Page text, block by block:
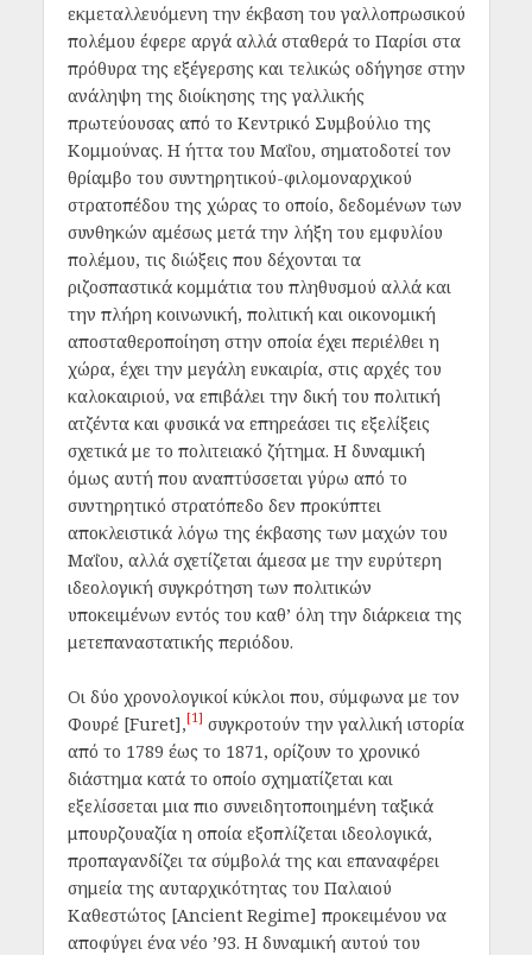
εκμεταλλευόμενη την έκβαση του γαλλοπρωσικού
πολέμου έφερε αργά αλλά σταθερά το Παρίσι στα
πρόθυρα της εξέγερσης και τελικώς οδήγησε στην
ανάληψη της διοίκησης της γαλλικής
πρωτεύουσας από το Κεντρικό Συμβούλιο της
Κομμούνας. Η ήττα του Μαΐου, σηματοδοτεί τον
θρίαμβο του συντηρητικού-φιλομοναρχικού
στρατοπέδου της χώρας το οποίο, δεδομένων των
συνθηκών αμέσως μετά την λήξη του εμφυλίου
πολέμου, τις διώξεις που δέχονται τα
ριζοσπαστικά κομμάτια του πληθυσμού αλλά και
την πλήρη κοινωνική, πολιτική και οικονομική
αποσταθεροποίηση στην οποία έχει περιέλθει η
χώρα, έχει την μεγάλη ευκαιρία, στις αρχές του
καλοκαιριού, να επιβάλει την δική του πολιτική
ατζέντα και φυσικά να επηρεάσει τις εξελίξεις
σχετικά με το πολιτειακό ζήτημα. Η δυναμική
όμως αυτή που αναπτύσσεται γύρω από το
συντηρητικό στρατόπεδο δεν προκύπτει
αποκλειστικά λόγω της έκβασης των μαχών του
Μαΐου, αλλά σχετίζεται άμεσα με την ευρύτερη
ιδεολογική συγκρότηση των πολιτικών
υποκειμένων εντός του καθ’ όλη την διάρκεια της
μετεπαναστατικής περιόδου.
Οι δύο χρονολογικοί κύκλοι που, σύμφωνα με τον
Φουρέ [Furet],[1] συγκροτούν την γαλλική ιστορία
από το 1789 έως το 1871, ορίζουν το χρονικό
διάστημα κατά το οποίο σχηματίζεται και
εξελίσσεται μια πιο συνειδητοποιημένη ταξικά
μπουρζουαζία η οποία εξοπλίζεται ιδεολογικά,
προπαγανδίζει τα σύμβολά της και επαναφέρει
σημεία της αυταρχικότητας του Παλαιού
Καθεστώτος [Ancient Regime] προκειμένου να
αποφύγει ένα νέο ’93. Η δυναμική αυτού του